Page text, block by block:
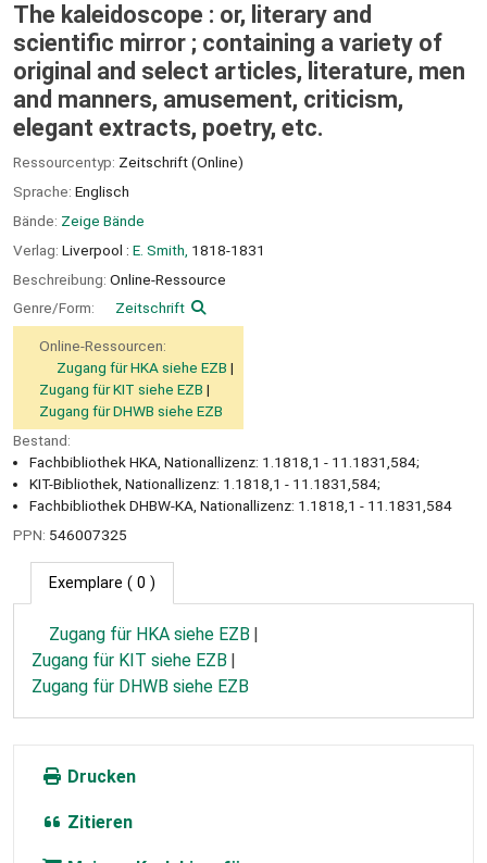
The kaleidoscope : or, literary and
scientific mirror ; containing a variety of
original and select articles, literature, men
and manners, amusement, criticism,
elegant extracts, poetry, etc.
Ressourcentyp: Zeitschrift (Online)
Sprache: Englisch
Bände: Zeige Bände
Verlag: Liverpool : E. Smith, 1818-1831
Beschreibung: Online-Ressource
Genre/Form:
Zeitschrift
Online-Ressourcen:
Zugang für HKA siehe EZB
Zugang für KIT siehe EZB
Zugang für DHWB siehe EZB
Bestand:
Fachbibliothek HKA, Nationallizenz: 1.1818,1 - 11.1831,584;
KIT-Bibliothek, Nationallizenz: 1.1818,1 - 11.1831,584;
Fachbibliothek DHBW-KA, Nationallizenz: 1.1818,1 - 11.1831,584
PPN: 546007325
Exemplare ( 0 )
Zugang für HKA siehe EZB
Zugang für KIT siehe EZB
Zugang für DHWB siehe EZB
Drucken
Zitieren